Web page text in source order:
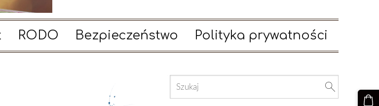
RODO Bezpieczeństwo Polityka prywatności